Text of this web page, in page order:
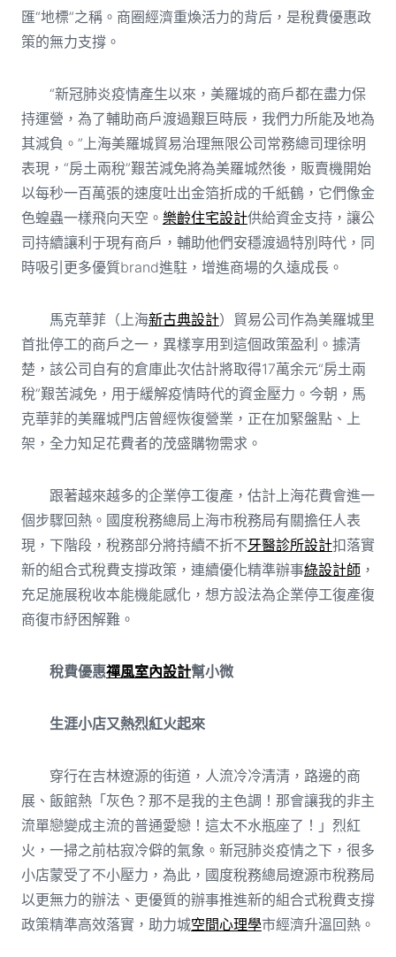
匯“地標”之稱。商圈經濟重煥活力的背后，是稅費優惠政
策的無力支撐。
“新冠肺炎疫情產生以來，美羅城的商戶都在盡力保
持運營，為了輔助商戶渡過艱巨時辰，我們力所能及地為
其減負。”上海美羅城貿易治理無限公司常務總司理徐明
表現，“房土兩稅”艱苦減免將為美羅城然後，販賣機開始
以每秒一百萬張的速度吐出金箔折成的千紙鶴，它們像金
色蝗蟲一樣飛向天空。 樂齡住宅設計供給資金支持，讓公
司持續讓利于現有商戶，輔助他們安穩渡過特別時代，同
時吸引更多優質brand進駐，增進商場的久遠成長。
馬克華菲（上海新古典設計）貿易公司作為美羅城里
首批停工的商戶之一，異樣享用到這個政策盈利。據清
楚，該公司自有的倉庫此次估計將取得17萬余元“房土兩
稅”艱苦減免，用于緩解疫情時代的資金壓力。今朝，馬
克華菲的美羅城門店曾經恢復營業，正在加緊盤點、上
架，全力知足花費者的茂盛購物需求。
跟著越來越多的企業停工復產，估計上海花費會進一
個步驟回熱。國度稅務總局上海市稅務局有關擔任人表
現，下階段，稅務部分將持續不折不牙醫診所設計扣落實
新的組合式稅費支撐政策，連續優化精準辦事綠設計師，
充足施展稅收本能機能感化，想方設法為企業停工復產復
商復市紓困解難。
稅費優惠禪風室內設計幫小微
生涯小店又熱烈紅火起來
穿行在吉林遼源的街道，人流冷冷清清，路邊的商
展、飯館熱「灰色？那不是我的主色調！那會讓我的非主
流單戀變成主流的普通愛戀！這太不水瓶座了！」烈紅
火，一掃之前枯寂冷僻的氣象。新冠肺炎疫情之下，很多
小店蒙受了不小壓力，為此，國度稅務總局遼源市稅務局
以更無力的辦法、更優質的辦事推進新的組合式稅費支撐
政策精準高效落實，助力城空間心理學市經濟升溫回熱。